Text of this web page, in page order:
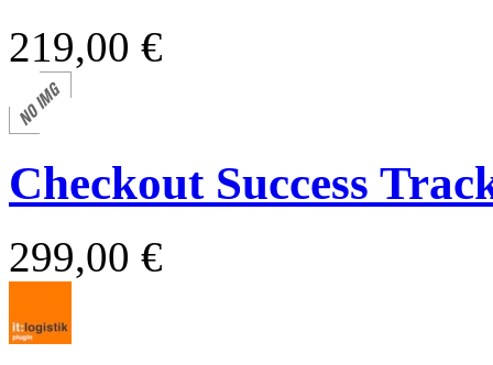
219,00 €
Checkout Success
299,00 €